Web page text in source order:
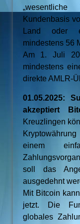
Kundenbasis
Land oder
mindestens 56
Am 1. Juli
mindestens
direkte AMLR-
01.05.2025:
akzeptiert
Kreuzlingen
einem
soll das
ausgedehnt
Mit Bitcoin
jetzt. Die
globales